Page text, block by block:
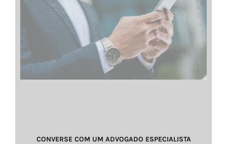
CONVERSE COM UM ADVOGADO ESPECIALISTA